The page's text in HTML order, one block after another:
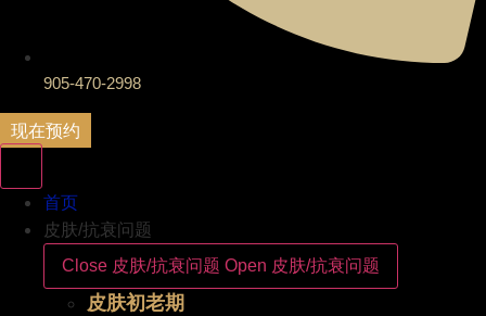
905-470-2998
现在预约
首页
皮肤/抗衰问题
Close 皮肤/抗衰问题 Open 皮肤/抗衰问题
皮肤初老期